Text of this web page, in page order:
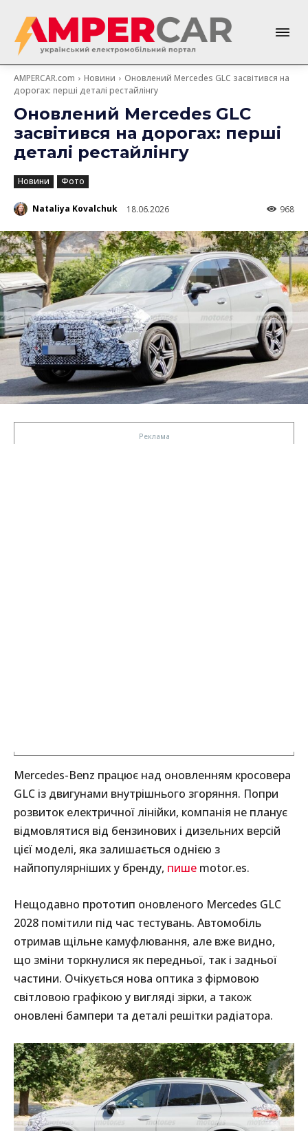
AMPERCAR.com Новини
Оновлений Mercedes GLC засвітився на
дорогах: перші деталі рестайлінгу
Оновлений Mercedes GLC
засвітився на дорогах: перші
деталі рестайлінгу
Новини Фото
Nataliya Kovalchuk 18.06.2026 968
Mercedes-Benz працює над оновленням кросовера
GLC із двигунами внутрішнього згоряння. Попри
розвиток електричної лінійки, компанія не планує
відмовлятися від бензинових і дизельних версій
цієї моделі, яка залишається однією з
найпопулярніших у бренду, пише motor.es.
Нещодавно прототип оновленого Mercedes GLC
2028 помітили під час тестувань. Автомобіль
отримав щільне камуфлювання, але вже видно,
що зміни торкнулися як передньої, так і задньої
частини. Очікується нова оптика з фірмовою
світловою графікою у вигляді зірки, а також
оновлені бампери та деталі решітки радіатора.